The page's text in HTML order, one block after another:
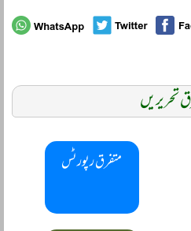
تحریریں
متفرق رپورٹس